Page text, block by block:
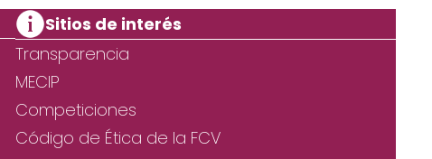
Sitios de interés
Transparencia
MECIP
Competiciones
Código de Ética de la FCV